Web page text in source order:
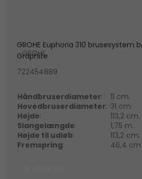
GROHE Euphoria 310 brusesystem
Graphite
GROHE
722454889
Håndbruserdiameter:
11 cm.
Hovedbruserdiameter: 31 cm.
Højde:
113,2 cm.
Slangelængde:
1,75 m.
Højde til udløb:
113,2 cm.
Fremspring: 46,4 cm.